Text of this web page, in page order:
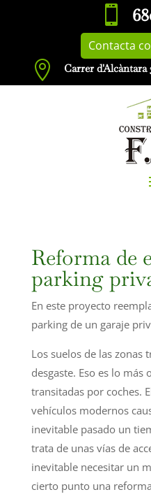

Contacta
 Carrer d'Alcàntara
Reforma de
parking
En este proyecto
parking de un garaje
Los suelos de las zonas
desgaste. Eso es lo más
transitadas por coches.
vehículos modernos
inevitable pasado un
trata de unas vías de
inevitable necesitar un
cierto punto una